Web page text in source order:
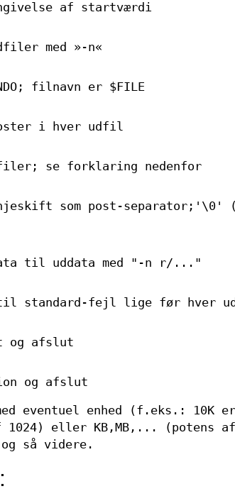
af startværdi
med »-n«
filnavn er $FILE
i hver udfil
se forklaring nedenfor
som post-separator;'\0'
til uddata med "-n r/..."
standard-fejl lige før hver
og afslut
og afslut
eventuel enhed (f.eks.: 10K
1024) eller KB,MB,... (potens
og så videre.